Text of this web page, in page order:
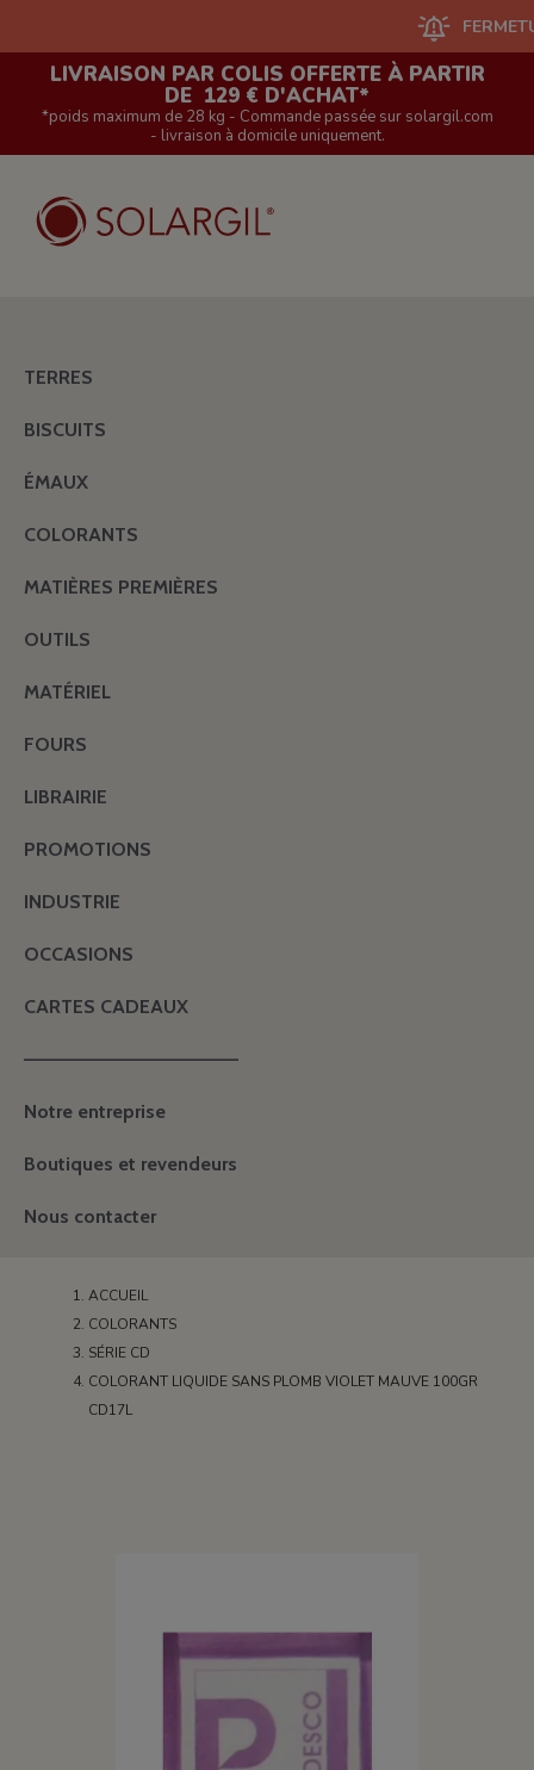
LIVRAISON PAR COLIS OFFERTE À PARTIR
DE 129 € D'ACHAT*
*poids maximum de 28 kg - Commande passée sur solargil.com
- livraison à domicile uniquement.
TERRES
BISCUITS
ÉMAUX
COLORANTS
MATIÈRES PREMIÈRES
OUTILS
MATÉRIEL
FOURS
LIBRAIRIE
PROMOTIONS
INDUSTRIE
OCCASIONS
CARTES CADEAUX
———————————————
Notre entreprise
Boutiques et revendeurs
Nous contacter
ACCUEIL
COLORANTS
SÉRIE CD
COLORANT LIQUIDE SANS PLOMB VIOLET MAUVE 100GR
CD17L